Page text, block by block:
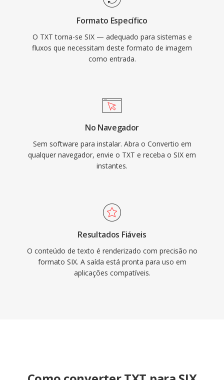
Formato Específico
O TXT torna-se SIX — adequado para sistemas e
fluxos que necessitam deste formato de imagem
como entrada.
No Navegador
Sem software para instalar. Abra o Convertio em
qualquer navegador, envie o TXT e receba o SIX em
instantes.
Resultados Fiáveis
O conteúdo de texto é renderizado com precisão no
formato SIX. A saída está pronta para uso em
aplicações compatíveis.